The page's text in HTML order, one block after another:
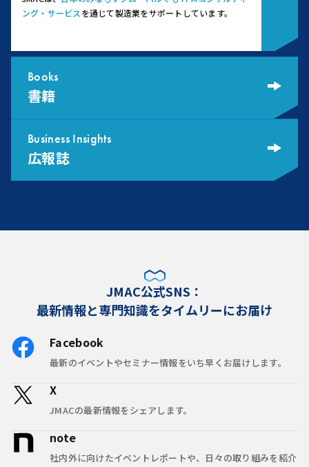
ング・サービス を通じて製造業をサポートしています。
Books
書籍
Business Insights
広報誌
JMAC公式SNS：
最新情報と専門知識をタイムリーにお届け
Facebook
最新のイベントやセミナー情報をいち早くお届けします。
X
JMACの最新情報をシェアします。
note
社内外に向けたイベントレポートや、日々の取り組みを紹介